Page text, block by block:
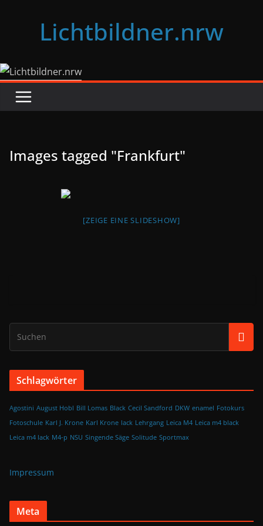
Lichtbildner.nrw
Images tagged "Frankfurt"
[ZEIGE EINE SLIDESHOW]
Schlagwörter
Agostini August Hobl Bill Lomas Black Cecil Sandford DKW enamel Fotokurs
Fotoschule Karl J. Krone Karl Krone lack Lehrgang Leica M4 Leica m4 black
Leica m4 lack M4-p NSU Singende Säge Solitude Sportmax
Impressum
Meta